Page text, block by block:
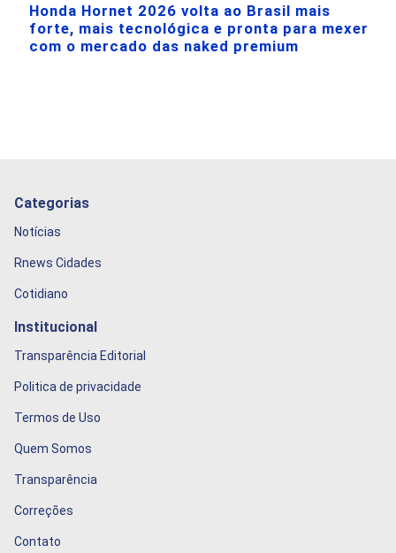
Honda Hornet 2026 volta ao Brasil mais
forte, mais tecnológica e pronta para mexer
com o mercado das naked premium
Categorias
Notícias
Rnews Cidades
Cotidiano
Institucional
Transparência Editorial
Politica de privacidade
Termos de Uso
Quem Somos
Transparência
Correções
Contato